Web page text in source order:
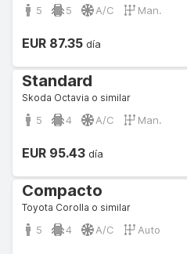
5 5 A/C Man.
EUR 87.35 día
Standard
Skoda Octavia o similar
5 4 A/C Man.
EUR 95.43 día
Compacto
Toyota Corolla o similar
5 4 A/C Auto